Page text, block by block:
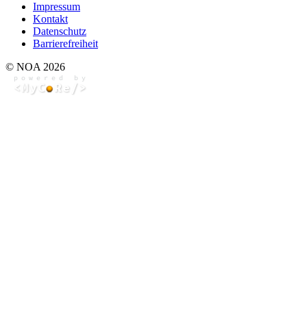
Impressum
Kontakt
Datenschutz
Barrierefreiheit
© NOA 2026